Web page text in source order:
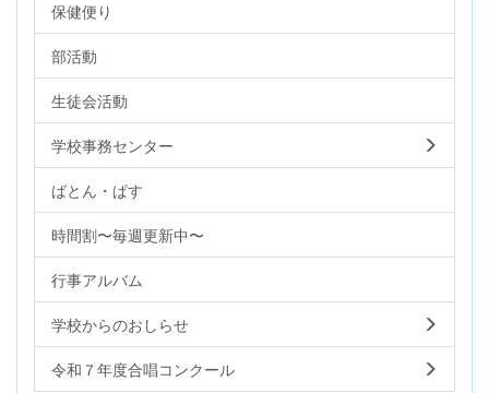
保健便り
部活動
生徒会活動
学校事務センター
ばとん・ぱす
時間割〜毎週更新中〜
行事アルバム
学校からのおしらせ
令和７年度合唱コンクール